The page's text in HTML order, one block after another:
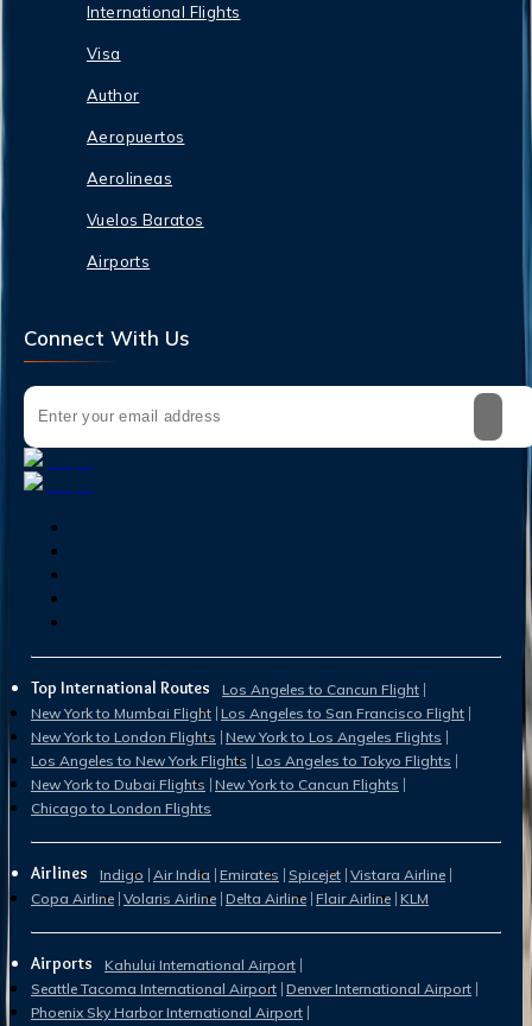
International Flights
Visa
Author
Aeropuertos
Aerolineas
Vuelos Baratos
Airports
Connect With Us
Top International Routes
Los Angeles to Cancun Flight
New York to Mumbai Flight Los Angeles to San Francisco Flight
New York to London Flights New York to Los Angeles Flights
Los Angeles to New York Flights Los Angeles to Tokyo Flights
New York to Dubai Flights New York to Cancun Flights
Chicago to London Flights
Airlines Indigo Air India Emirates Spicejet Vistara Airline
Copa Airline Volaris Airline Delta Airline Flair Airline KLM
Airports
Kahului International Airport
Seattle Tacoma International Airport Denver International Airport
Phoenix Sky Harbor International Airport